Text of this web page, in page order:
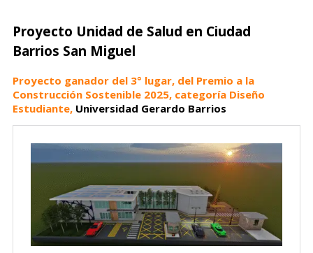
Proyecto Unidad de Salud en Ciudad
Barrios San Miguel
Proyecto ganador del 3° lugar, del Premio a la
Construcción Sostenible 2025, categoría Diseño
Estudiante, Universidad Gerardo Barrios